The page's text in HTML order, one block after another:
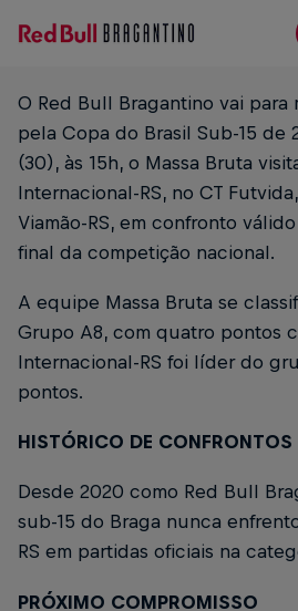
O Red Bull Bragantino vai para
pela Copa do Brasil Sub-15 de
(30), às 15h, o Massa Bruta
Internacional-RS, no CT
Viamão-RS, em confronto
final da competição nacional.
A equipe Massa Bruta se
Grupo A8, com quatro pontos
Internacional-RS foi líder do
pontos.
HISTÓRICO DE CONFRONTOS
Desde 2020 como Red Bull
sub-15 do Braga nunca
RS em partidas oficiais na
PRÓXIMO COMPROMISSO